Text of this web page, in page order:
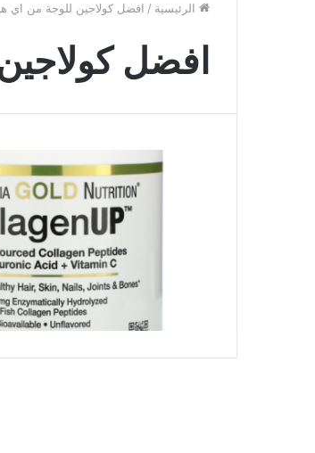
الرئيسية / افضل كولاجين للوجة من اي
افضل